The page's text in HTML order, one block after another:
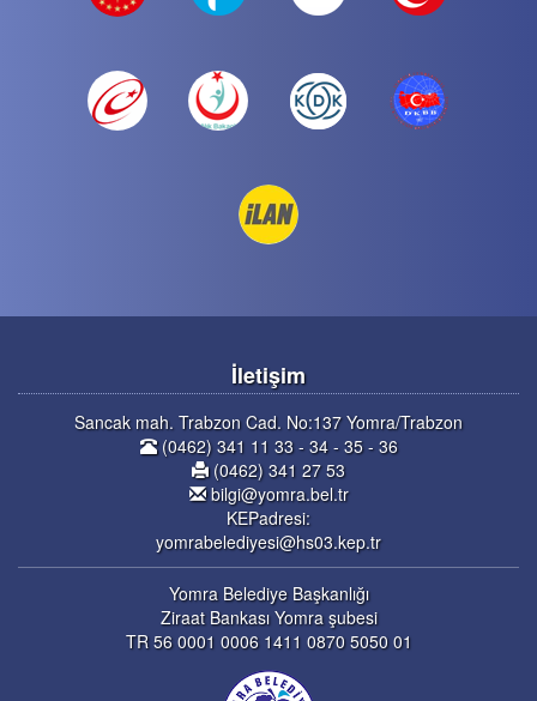
İletişim
Sancak mah. Trabzon Cad. No:137 Yomra/Trabzon
(0462) 341 11 33 - 34 - 35 - 36
(0462) 341 27 53
bilgi@yomra.bel.tr
KEPadresi:
yomrabelediyesi@hs03.kep.tr
Yomra Belediye Başkanlığı
Ziraat Bankası Yomra şubesi
TR 56 0001 0006 1411 0870 5050 01